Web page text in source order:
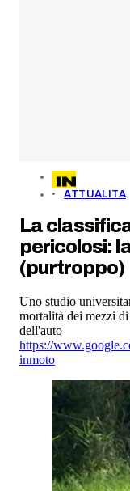
ATTUALITA
La
pericolosi:
(purtroppo)
Uno studio
mortalità dei mezzi
dell'auto
https://
inmoto